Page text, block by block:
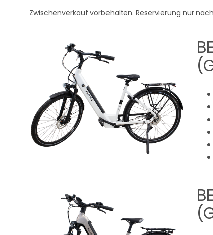
Zwischenverkauf vorbehalten. Reservierung nur